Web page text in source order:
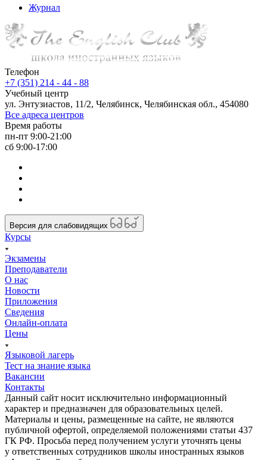
Журнал
Телефон
+7 (351) 214 - 44 - 88
Учебный центр
ул. Энтузиастов, 11/2, Челябинск, Челябинская обл., 454080
Все адреса центров
Время работы
пн-пт 9:00-21:00
сб 9:00-17:00
Версия для слабовидящих
Курсы
Экзамены
Преподаватели
О нас
Новости
Приложения
Сведения
Онлайн-оплата
Цены
Языковой лагерь
Тест на знание языка
Вакансии
Контакты
Данный сайт носит исключительно информационный
характер и предназначен для образовательных целей.
Материалы и цены, размещенные на сайте, не являются
публичной офертой, определяемой положениями статьи 437
ГК РФ. Просьба перед получением услуги уточнять цены
у ответственных сотрудников школы иностранных языков